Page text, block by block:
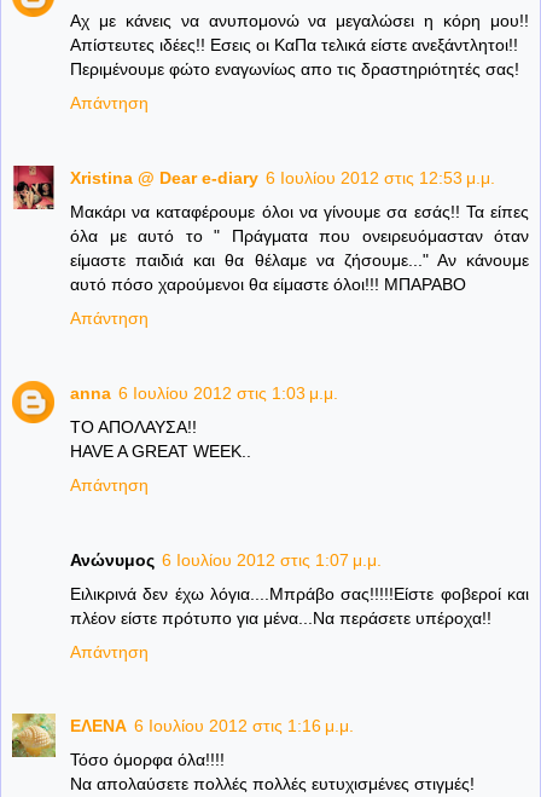
Αχ με κάνεις να ανυπομονώ να μεγαλώσει η κόρη μου!!
Απίστευτες ιδέες!! Εσεις οι ΚαΠα τελικά είστε ανεξάντλητοι!!
Περιμένουμε φώτο εναγωνίως απο τις δραστηριότητές σας!
Απάντηση
Xristina @ Dear e-diary 6 Ιουλίου 2012 στις 12:53 μ.μ.
Μακάρι να καταφέρουμε όλοι να γίνουμε σα εσάς!! Τα είπες
όλα με αυτό το " Πράγματα που ονειρευόμασταν όταν
είμαστε παιδιά και θα θέλαμε να ζήσουμε..." Αν κάνουμε
αυτό πόσο χαρούμενοι θα είμαστε όλοι!!! ΜΠΑΡΑΒΟ
Απάντηση
anna 6 Ιουλίου 2012 στις 1:03 μ.μ.
ΤΟ ΑΠΟΛΑΥΣΑ!!
HAVE A GREAT WEEK..
Απάντηση
Ανώνυμος 6 Ιουλίου 2012 στις 1:07 μ.μ.
Ειλικρινά δεν έχω λόγια....Μπράβο σας!!!!!Είστε φοβεροί και
πλέον είστε πρότυπο για μένα...Να περάσετε υπέροχα!!
Απάντηση
ΕΛΕΝΑ 6 Ιουλίου 2012 στις 1:16 μ.μ.
Τόσο όμορφα όλα!!!!
Να απολαύσετε πολλές πολλές ευτυχισμένες στιγμές!